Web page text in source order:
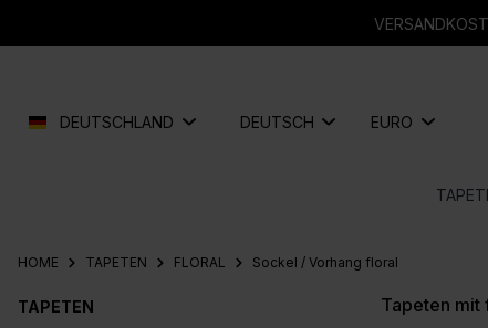
DEUTSCHLAND DEUTSCH EURO
HOME TAPETEN FLORAL Sockel / Vorhang floral
TAPETEN
Tapeten mit